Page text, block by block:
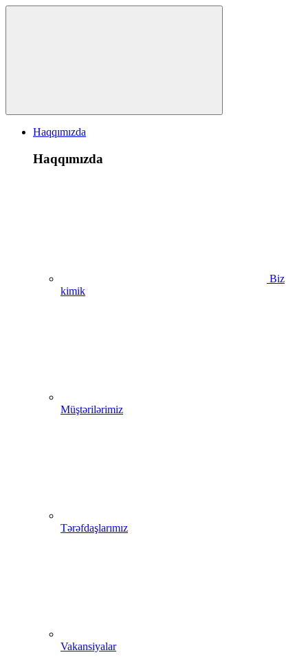
Haqqımızda
Haqqımızda
Biz
kimik
Müştərilərimiz
Tərəfdaşlarımız
Vakansiyalar